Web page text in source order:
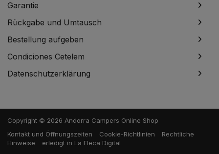
Garantie
Rückgabe und Umtausch
Bestellung aufgeben
Condiciones Cetelem
Datenschutzerklärung
Copyright © 2026 Andorra Campers Online Shop
Kontakt und Öffnungszeiten
Cookie-Richtlinien
Rechtliche
Hinweise
erledigt in La Fleca Digital